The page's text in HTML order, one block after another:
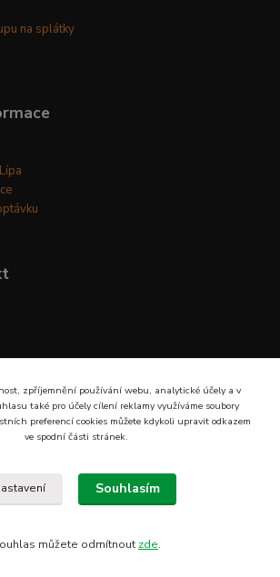
na splátky
u nás? Jsme na trhu již od roku 1990.
zpříjemnění používání webu, analytické účely a v
také pro účely cílení reklamy využíváme soubory
preferencí cookies můžete kdykoli upravit odkazem
ve spodní části stránek.
Souhlasím
můžete odmítnout zde.